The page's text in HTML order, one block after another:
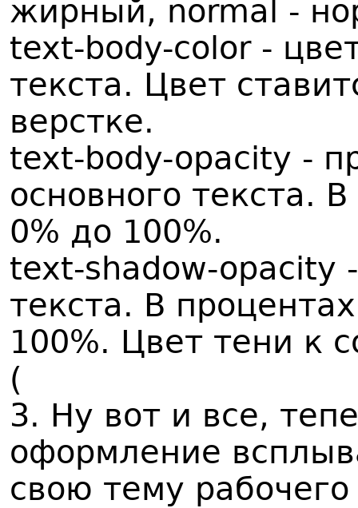
жирный, normal -
text-body-color -
текста. Цвет
верстке.
text-body-opacity -
основного текста.
0% до 100%.
text-shadow-opacity
текста. В
100%. Цвет тени к
(
3. Ну вот и все,
оформление
свою тему